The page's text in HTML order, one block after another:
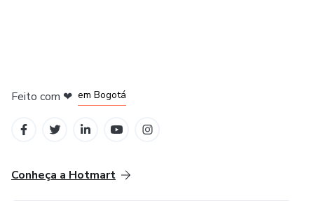
Feito com ❤ em Bogotá
Conheça a Hotmart